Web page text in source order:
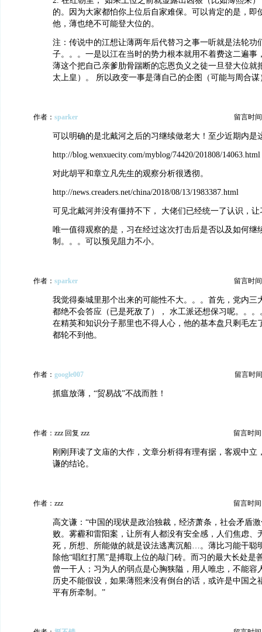
的。因为大家都怕你上位后自家难保。可以肯定的是，即
他，薄也绝不可能登大位的。
注：传说中的江想让薄两年后代替习之事一听就是法轮功
子。。。一是以江在当时的势力根本就用不着费这二遍事
薄这个把自己亲爹肋骨踹断的忘恩负义之徒一旦登大位就
太上皇）。 所以政变一事是薄自己的企图（可能与周合
作者： sparker 留言时
可以明确的是北戴河之后的习继续做老大！至少近期内是
http://blog.wenxuecity.com/myblog/74420/201808/14063.html
对此胡平和章立凡先生的观察分析很透彻。
http://news.creaders.net/china/2018/08/13/1983387.html
可见北戴河并没有僵持不下， 大佬们已经统一了认识，
唯一值得观察的是，习在经过这次打击后是否以及如何继
制。。。可以预见阻力不小。
作者： sparker 留言时
我觉得秦城里那个出来的可能性不大。。。首先，党内三
都绝不会答应（已是死敌了）， 水工派还想保习呢。。
在精英和知识分子那里也不得人心，他的基本盘只剩毛左
都轮不到他。
作者： google007 留言时
抓瘟放薄，“贸易战”不战而胜！
作者：zzz 回复 zzz 留言时间
刚刚拜读了文庙的大作，文章分析得有理有据，客观中立
谦的结论。
作者：zzz 留言时间
高文谦：“中国的现状是政治独裁，经济萧条，社会矛盾
败。雾霾和雷阳案，让所有人都没有安全感，人们焦虑、
死，所想、所能做的就是设法逃离沉船…。薄比习能干聪
除他“唱红打黑”是搏取上位的敲门砖。而习的最大长处是
曾一干人；习为人的弱点是心胸狭隘，用人唯忠，不能容
历史不能假设，如果薄熙来没有倒台的话，或许是中国之
平有所牵制。”